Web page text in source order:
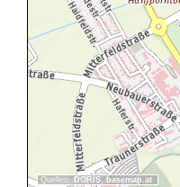
Quellen: DORIS, basemap.at